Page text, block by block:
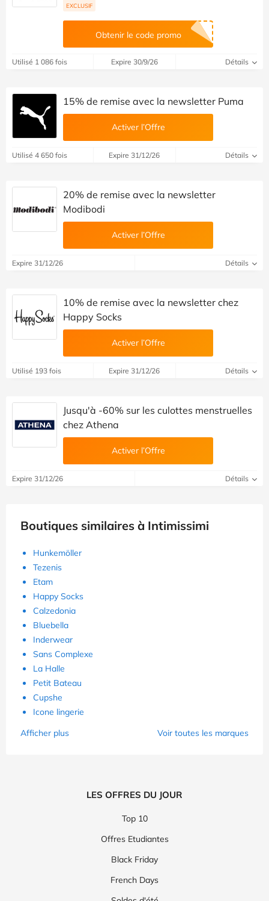
EXCLUSIF
Obtenir le code promo
Utilisé 1 086 fois Expire 30/9/26 Détails
15% de remise avec la newsletter Puma
Activer l’Offre
Utilisé 4 650 fois Expire 31/12/26 Détails
20% de remise avec la newsletter
Modibodi
Activer l’Offre
Expire 31/12/26 Détails
10% de remise avec la newsletter chez
Happy Socks
Activer l’Offre
Utilisé 193 fois Expire 31/12/26 Détails
Jusqu'à -60% sur les culottes menstruelles
chez Athena
Activer l’Offre
Expire 31/12/26 Détails
Boutiques similaires à Intimissimi
Hunkemöller
Tezenis
Etam
Happy Socks
Calzedonia
Bluebella
Inderwear
Sans Complexe
La Halle
Petit Bateau
Cupshe
Icone lingerie
Afficher plus
Voir toutes les marques
LES OFFRES DU JOUR
Top 10
Offres Etudiantes
Black Friday
French Days